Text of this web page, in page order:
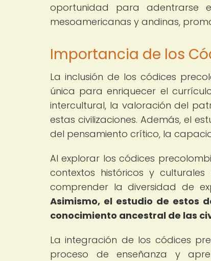
oportunidad para adentrarse
mesoamericanas y andinas,
Importancia de los
La inclusión de los códices
única para enriquecer el
intercultural, la valoración del
estas civilizaciones. Además, el
del pensamiento crítico, la
Al explorar los códices
contextos históricos y
comprender la diversidad de
Asimismo, el estudio de estos
conocimiento ancestral de las
La integración de los códices
proceso de enseñanza y